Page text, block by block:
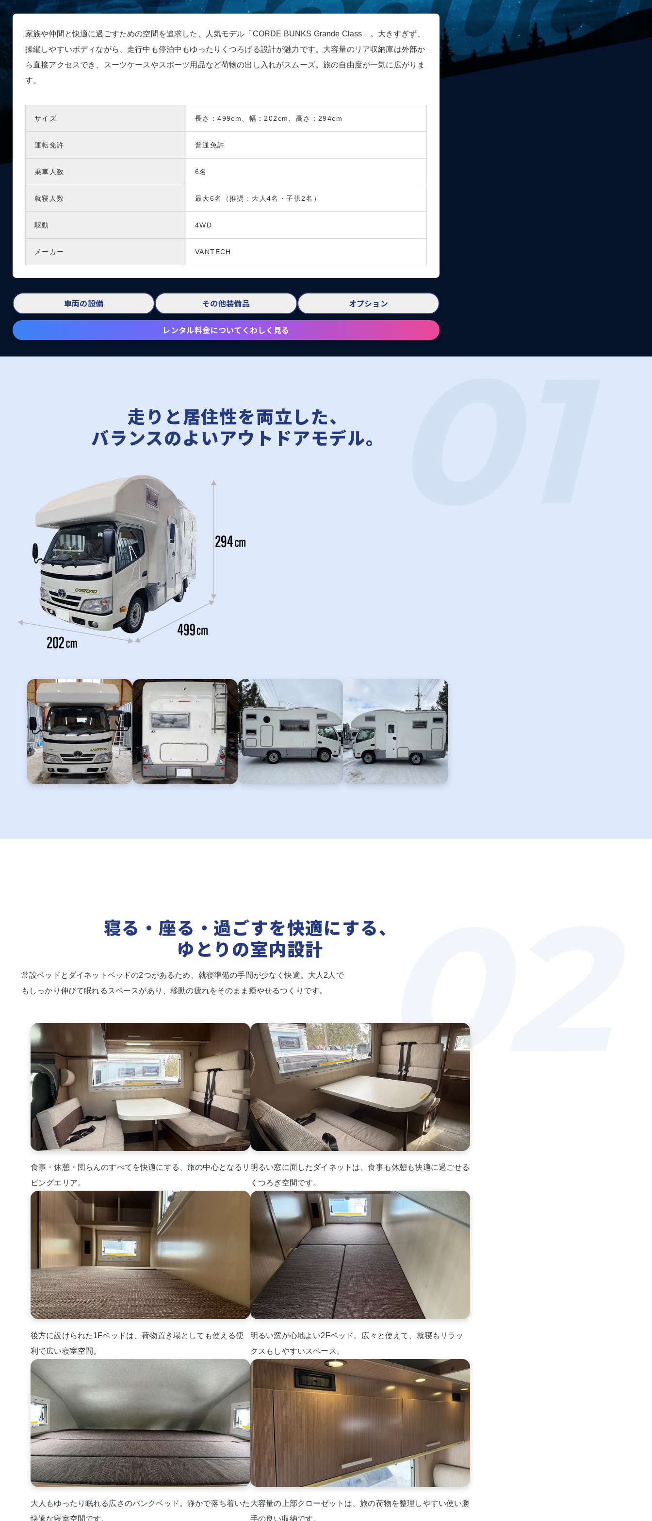
家族や仲間と快適に過ごすための空間を追求した、人気モデル「CORDE BUNKS Grande Class」。大きすぎず、
操縦しやすいボディながら、走行中も停泊中もゆったりくつろげる設計が魅力です。大容量のリア収納庫は外部か
ら直接アクセスでき、スーツケースやスポーツ用品など荷物の出し入れがスムーズ。旅の自由度が一気に広がりま
す。
サイズ 長さ：499cm、幅：202cm、高さ：294cm
運転免許 普通免許
乗車人数 6名
就寝人数 最大6名（推奨：大人4名・子供2名）
駆動 4WD
メーカー VANTECH
車両の設備 その他装備品 オプション
レンタル料金についてくわしく見る
走りと居住性を両立した、
バランスのよいアウトドアモデル。
寝る・座る・過ごすを快適にする、
ゆとりの室内設計
常設ベッドとダイネットベッドの2つがあるため、就寝準備の手間が少なく快適。大人2人で
もしっかり伸びて眠れるスペースがあり、移動の疲れをそのまま癒やせるつくりです。
食事・休憩・団らんのすべてを快適にする、旅の中心となるリ
ビングエリア。
明るい窓に面したダイネットは、食事も休憩も快適に過ごせる
くつろぎ空間です。
後方に設けられた1Fベッドは、荷物置き場としても使える便
利で広い寝室空間。
明るい窓が心地よい2Fベッド。広々と使えて、就寝もリラッ
クスもしやすいスペース。
大人もゆったり眠れる広さのバンクベッド。静かで落ち着いた
快適な寝室空間です。
大容量の上部クローゼットは、旅の荷物を整理しやすい使い勝
手の良い収納です。